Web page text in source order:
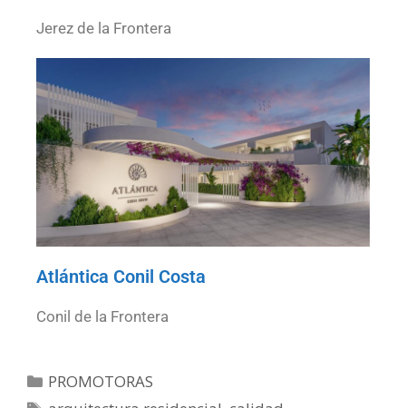
Jerez de la Frontera
Atlántica Conil Costa
Conil de la Frontera
PROMOTORAS